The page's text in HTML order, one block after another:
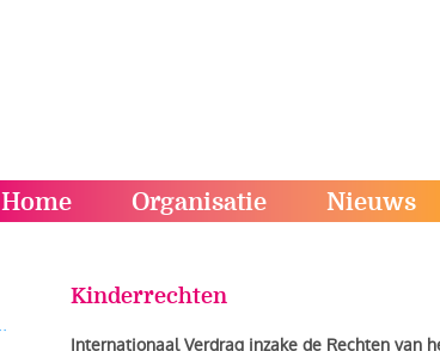
Home Organisatie Nieuws
Kinderrechten
Internationaal Verdrag inzake de Rechten van